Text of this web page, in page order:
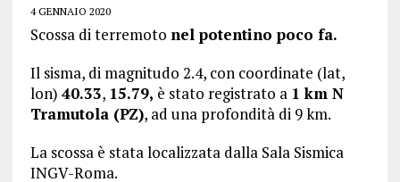
4 GENNAIO 2020
Scossa di terremoto nel potentino poco fa.
Il sisma, di magnitudo 2.4, con coordinate (lat,
lon) 40.33, 15.79, è stato registrato a 1 km N
Tramutola (PZ), ad una profondità di 9 km.
La scossa è stata localizzata dalla Sala Sismica
INGV-Roma.